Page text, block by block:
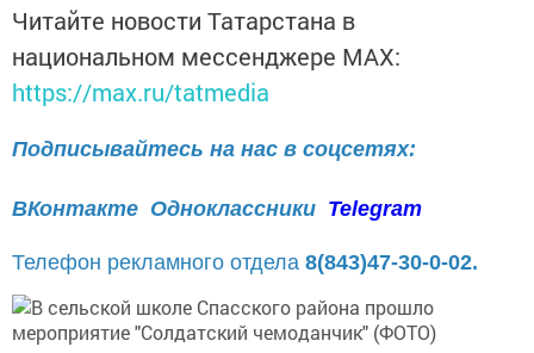
Читайте новости Татарстана в
национальном мессенджере MАХ:
https://max.ru/tatmedia
Подписывайтесь на нас в соцсетях:
ВКонтакте Одноклассники Telegram
Телефон рекламного отдела 8(843)47-30-0-02.